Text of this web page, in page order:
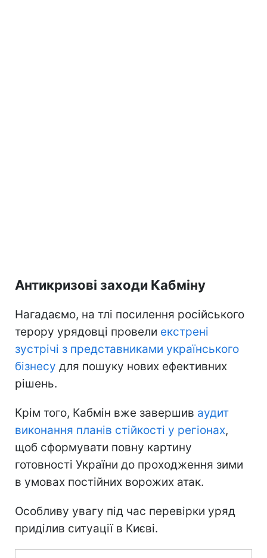
Антикризові заходи Кабміну
Нагадаємо, на тлі посилення російського
терору урядовці провели екстрені
зустрічі з представниками українського
бізнесу для пошуку нових ефективних
рішень.
Крім того, Кабмін вже завершив аудит
виконання планів стійкості у регіонах,
щоб сформувати повну картину
готовності України до проходження зими
в умовах постійних ворожих атак.
Особливу увагу під час перевірки уряд
приділив ситуації в Києві.